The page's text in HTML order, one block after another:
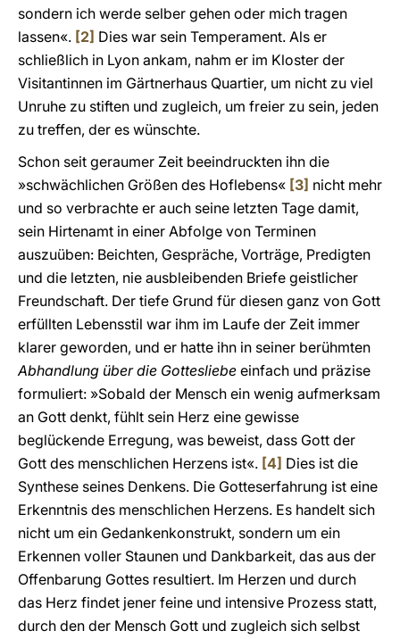
sondern ich werde selber gehen oder mich tragen
lassen«. [2] Dies war sein Temperament. Als er
schließlich in Lyon ankam, nahm er im Kloster der
Visitantinnen im Gärtnerhaus Quartier, um nicht zu viel
Unruhe zu stiften und zugleich, um freier zu sein, jeden
zu treffen, der es wünschte.
Schon seit geraumer Zeit beeindruckten ihn die
»schwächlichen Größen des Hoflebens« [3] nicht mehr
und so verbrachte er auch seine letzten Tage damit,
sein Hirtenamt in einer Abfolge von Terminen
auszuüben: Beichten, Gespräche, Vorträge, Predigten
und die letzten, nie ausbleibenden Briefe geistlicher
Freundschaft. Der tiefe Grund für diesen ganz von Gott
erfüllten Lebensstil war ihm im Laufe der Zeit immer
klarer geworden, und er hatte ihn in seiner berühmten
Abhandlung über die Gottesliebe einfach und präzise
formuliert: »Sobald der Mensch ein wenig aufmerksam
an Gott denkt, fühlt sein Herz eine gewisse
beglückende Erregung, was beweist, dass Gott der
Gott des menschlichen Herzens ist«. [4] Dies ist die
Synthese seines Denkens. Die Gotteserfahrung ist eine
Erkenntnis des menschlichen Herzens. Es handelt sich
nicht um ein Gedankenkonstrukt, sondern um ein
Erkennen voller Staunen und Dankbarkeit, das aus der
Offenbarung Gottes resultiert. Im Herzen und durch
das Herz findet jener feine und intensive Prozess statt,
durch den der Mensch Gott und zugleich sich selbst